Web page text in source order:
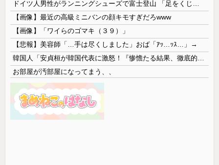
【画像】最近の高級ミニバンの顔キモすぎだろwww
【画像】「ワイらのゴマキ（３９）」
【悲報】美容師「…手は尽くしました」おば「ｱｯ…ｯｽ…」→
お部屋が汚部屋になってまう、、